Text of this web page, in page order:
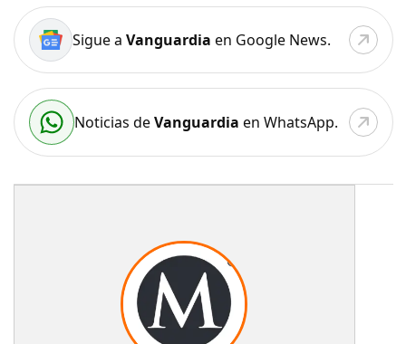
Sigue a Vanguardia en Google News.
Noticias deVanguardia en WhatsApp.